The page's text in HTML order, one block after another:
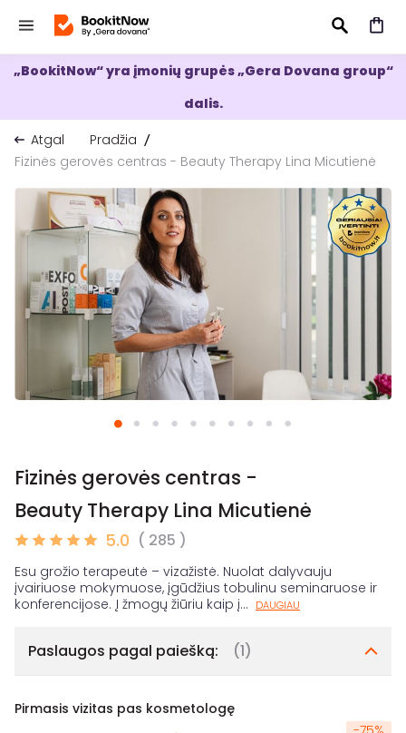
IEŠKOTI
„BookitNow“ yra įmonių grupės „Gera Dovana group“
dalis.
Atgal
Pradžia
Fizinės gerovės centras - Beauty Therapy Lina Micutienė
Fizinės gerovės centras -
Beauty Therapy Lina Micutienė
5.0 ( 285 )
Esu grožio terapeutė – vizažistė. Nuolat dalyvauju
įvairiuose mokymuose, įgūdžius tobulinu seminaruose ir
konferencijose. Į žmogų žiūriu kaip į... DAUGIAU
Paslaugos pagal paiešką: (1)
Pirmasis vizitas pas kosmetologę